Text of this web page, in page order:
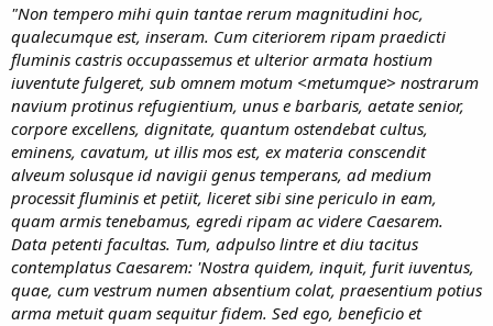
"Non tempero mihi quin tantae rerum magnitudini hoc,
qualecumque est, inseram. Cum citeriorem ripam praedicti
fluminis castris occupassemus et ulterior armata hostium
iuventute fulgeret, sub omnem motum <metumque> nostrarum
navium protinus refugientium, unus e barbaris, aetate senior,
corpore excellens, dignitate, quantum ostendebat cultus,
eminens, cavatum, ut illis mos est, ex materia conscendit
alveum solusque id navigii genus temperans, ad medium
processit fluminis et petiit, liceret sibi sine periculo in eam,
quam armis tenebamus, egredi ripam ac videre Caesarem.
Data petenti facultas. Tum, adpulso lintre et diu tacitus
contemplatus Caesarem: 'Nostra quidem, inquit, furit iuventus,
quae, cum vestrum numen absentium colat, praesentium potius
arma metuit quam sequitur fidem. Sed ego, beneficio et